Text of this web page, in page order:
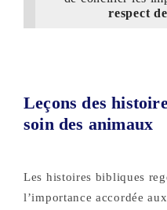
respect
Leçons des
soin des animaux
Les histoires bibliques
l’importance accordée